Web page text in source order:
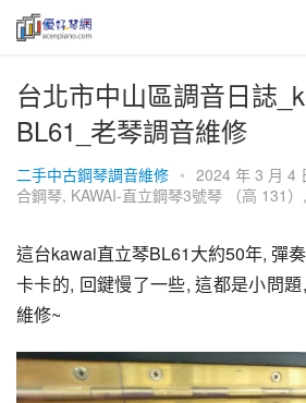
台北市中山區調音日誌
BL61_老琴調音維修
二手中古鋼琴調音維修 • 2024 年 3 月 4
合鋼琴, KAWAI-直立鋼琴3號琴 （高 131） ,
這台kawai直立琴BL61大約50年, 彈
卡卡的, 回鍵慢了一些, 這都是小問
維修~